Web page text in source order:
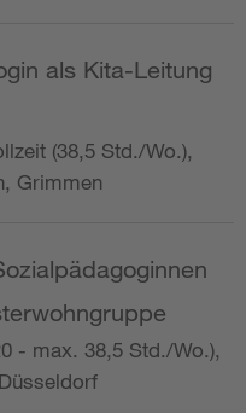
als Kita-Leitung
(38,5 Std./Wo.),
Grimmen
- max. 38,5 Std./Wo.),